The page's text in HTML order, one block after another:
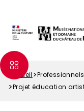
contenu
principal
Fil
Accueil Professionnels
Projet éducation